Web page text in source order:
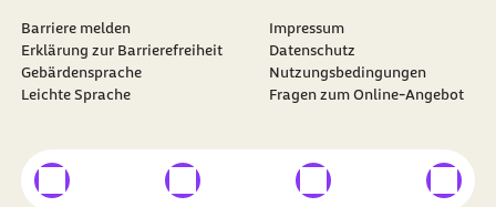
Barriere melden
Erklärung zur Barrierefreiheit
Gebärdensprache
Leichte Sprache
Impressum
Datenschutz
Nutzungsbedingungen
Fragen zum Online-Angebot
Besuchen Sie dieBARMER auf
externer Link externer Link externer Link